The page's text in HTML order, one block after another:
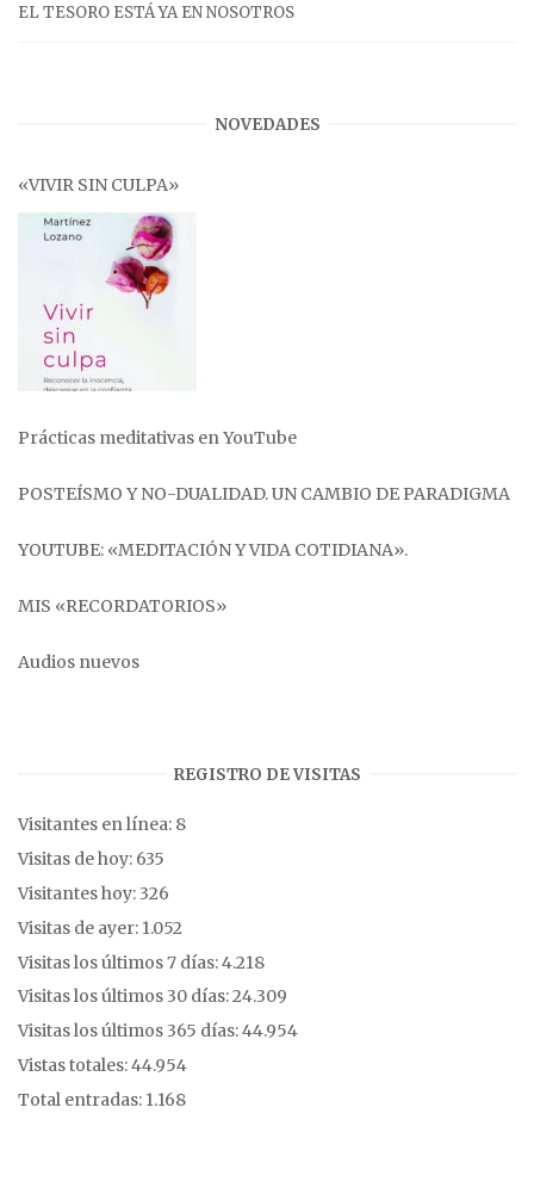
EL TESORO ESTÁ YA EN NOSOTROS
NOVEDADES
«VIVIR SIN CULPA»
Prácticas meditativas en YouTube
POSTEÍSMO Y NO-DUALIDAD. UN CAMBIO DE PARADIGMA
YOUTUBE: «MEDITACIÓN Y VIDA COTIDIANA».
MIS «RECORDATORIOS»
Audios nuevos
REGISTRO DE VISITAS
Visitantes en línea: 8
Visitas de hoy: 635
Visitantes hoy:326
Visitas de ayer: 1.052
Visitas los últimos 7 días:4.218
Visitas los últimos 30 días:24.309
Visitas los últimos 365 días:44.954
Vistas totales:44.954
Total entradas: 1.168